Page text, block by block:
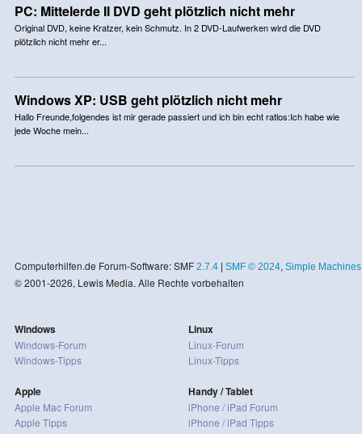
PC: Mittelerde II DVD geht plötzlich nicht mehr
Original DVD, keine Kratzer, kein Schmutz. In 2 DVD-Laufwerken wird die DVD
plötzlich nicht mehr er...
Windows XP: USB geht plötzlich nicht mehr
Hallo Freunde,folgendes ist mir gerade passiert und ich bin echt ratlos:Ich habe wie
jede Woche mein...
Computerhilfen.de Forum-Software: SMF 2.7.4| SMF © 2024, Simple Machines
© 2001-2026, Lewis Media. Alle Rechte vorbehalten
Windows
Windows-Forum
Windows-Tipps
Apple
Apple Mac Forum
Apple Tipps
Linux
Linux-Forum
Linux-Tipps
Handy / Tablet
iPhone / iPad Forum
iPhone / iPad Tipps